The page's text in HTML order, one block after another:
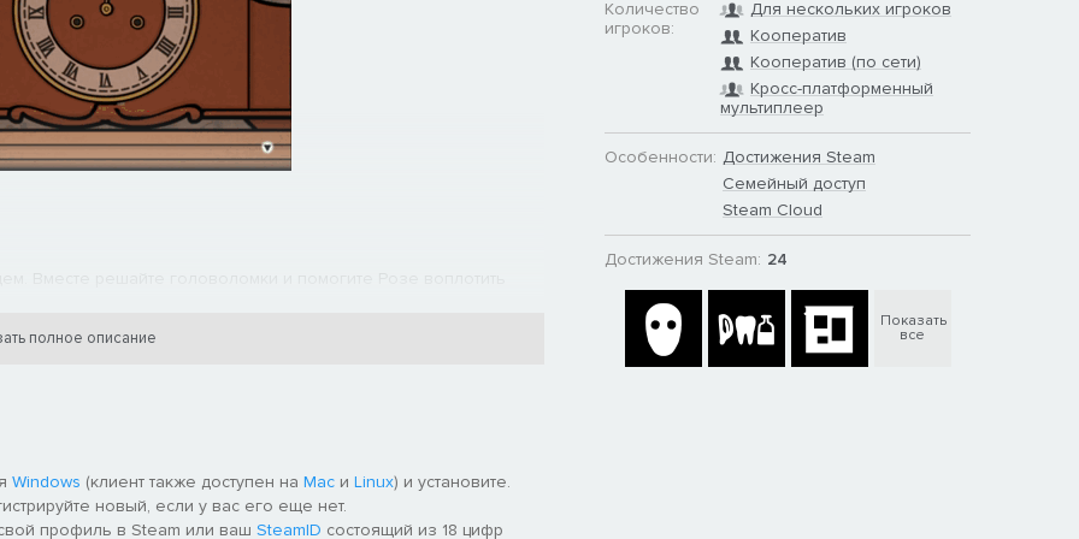
для полноценного опыта рекомендуем перепройти игру со
решения для головоломок.
полное описание
Windows (клиент также доступен на Mac и Linux) и установите.
новый, если у вас его еще нет.
профиль в Steam или ваш SteamID состоящий из 18 цифр
Количество
игроков:
Для нескольких игроков
Кооператив
Кооператив (по сети)
Кросс-платформенный
мультиплеер
Особенности: Достижения Steam
Семейный доступ
Steam Cloud
Достижения Steam: 24
Показать
все